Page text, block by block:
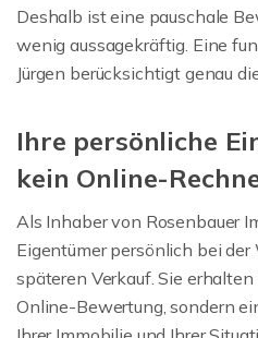
Deshalb ist eine pauschale
wenig aussagekräftig. Eine
Jürgen berücksichtigt genau
Ihre persönliche
kein Online-
Als Inhaber von Rosenbauer
Eigentümer persönlich bei
späteren Verkauf. Sie
Online-Bewertung, sondern